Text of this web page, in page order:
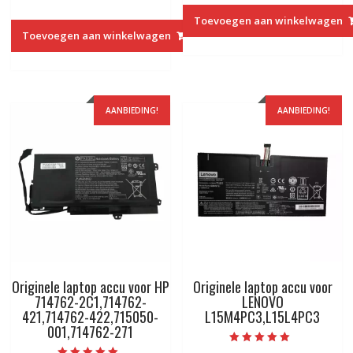
was:
€109.03.
is:
€65.13.
Toevoegen aan winkelwagen
was:
€74.35.
is:
€44.73.
Toevoegen aan winkelwagen
AANBIEDING!
Originele laptop accu voor HP
714762-2C1,714762-
421,714762-422,715050-
001,714762-271
AANBIEDING!
Originele laptop accu voor
LENOVO
L15M4PC3,L15L4PC3